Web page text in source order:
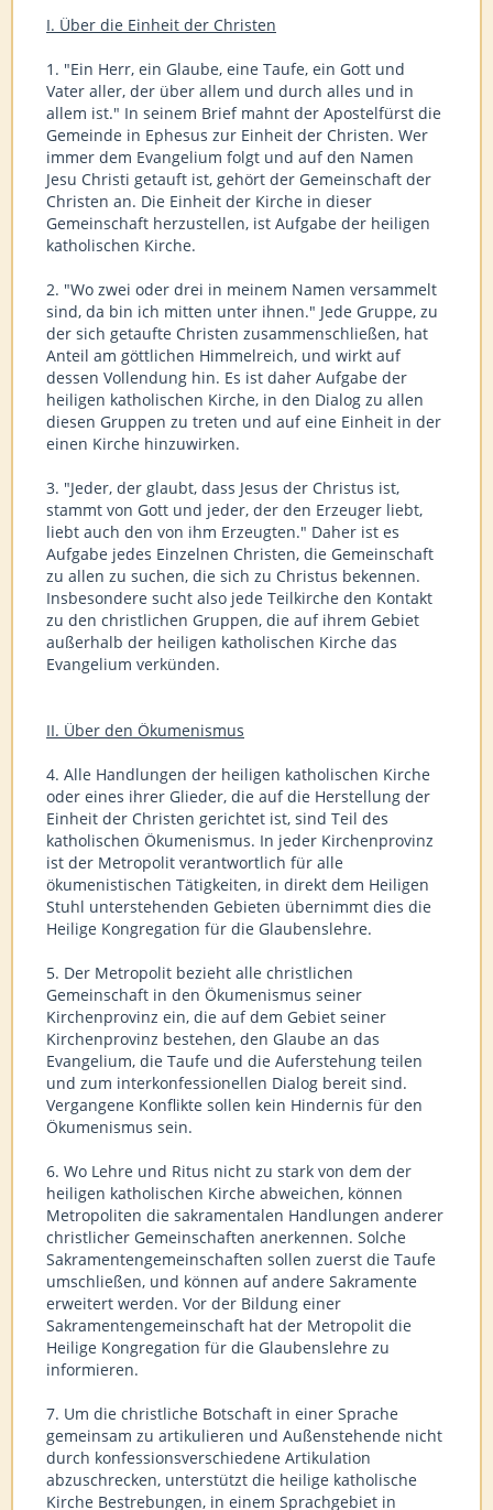
I. Über die Einheit der Christen
1. "Ein Herr, ein Glaube, eine Taufe, ein Gott und
Vater aller, der über allem und durch alles und in
allem ist." In seinem Brief mahnt der Apostelfürst die
Gemeinde in Ephesus zur Einheit der Christen. Wer
immer dem Evangelium folgt und auf den Namen
Jesu Christi getauft ist, gehört der Gemeinschaft der
Christen an. Die Einheit der Kirche in dieser
Gemeinschaft herzustellen, ist Aufgabe der heiligen
katholischen Kirche.
2. "Wo zwei oder drei in meinem Namen versammelt
sind, da bin ich mitten unter ihnen." Jede Gruppe, zu
der sich getaufte Christen zusammenschließen, hat
Anteil am göttlichen Himmelreich, und wirkt auf
dessen Vollendung hin. Es ist daher Aufgabe der
heiligen katholischen Kirche, in den Dialog zu allen
diesen Gruppen zu treten und auf eine Einheit in der
einen Kirche hinzuwirken.
3. "Jeder, der glaubt, dass Jesus der Christus ist,
stammt von Gott und jeder, der den Erzeuger liebt,
liebt auch den von ihm Erzeugten." Daher ist es
Aufgabe jedes Einzelnen Christen, die Gemeinschaft
zu allen zu suchen, die sich zu Christus bekennen.
Insbesondere sucht also jede Teilkirche den Kontakt
zu den christlichen Gruppen, die auf ihrem Gebiet
außerhalb der heiligen katholischen Kirche das
Evangelium verkünden.
II. Über den Ökumenismus
4. Alle Handlungen der heiligen katholischen Kirche
oder eines ihrer Glieder, die auf die Herstellung der
Einheit der Christen gerichtet ist, sind Teil des
katholischen Ökumenismus. In jeder Kirchenprovinz
ist der Metropolit verantwortlich für alle
ökumenistischen Tätigkeiten, in direkt dem Heiligen
Stuhl unterstehenden Gebieten übernimmt dies die
Heilige Kongregation für die Glaubenslehre.
5. Der Metropolit bezieht alle christlichen
Gemeinschaft in den Ökumenismus seiner
Kirchenprovinz ein, die auf dem Gebiet seiner
Kirchenprovinz bestehen, den Glaube an das
Evangelium, die Taufe und die Auferstehung teilen
und zum interkonfessionellen Dialog bereit sind.
Vergangene Konflikte sollen kein Hindernis für den
Ökumenismus sein.
6. Wo Lehre und Ritus nicht zu stark von dem der
heiligen katholischen Kirche abweichen, können
Metropoliten die sakramentalen Handlungen anderer
christlicher Gemeinschaften anerkennen. Solche
Sakramentengemeinschaften sollen zuerst die Taufe
umschließen, und können auf andere Sakramente
erweitert werden. Vor der Bildung einer
Sakramentengemeinschaft hat der Metropolit die
Heilige Kongregation für die Glaubenslehre zu
informieren.
7. Um die christliche Botschaft in einer Sprache
gemeinsam zu artikulieren und Außenstehende nicht
durch konfessionsverschiedene Artikulation
abzuschrecken, unterstützt die heilige katholische
Kirche Bestrebungen, in einem Sprachgebiet in